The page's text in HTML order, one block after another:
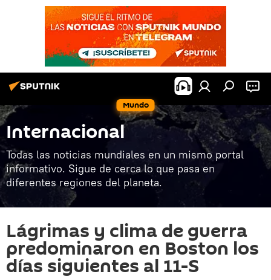
Mundo
Internacional
Todas las noticias mundiales en un mismo portal
informativo. Sigue de cerca lo que pasa en
diferentes regiones del planeta.
Lágrimas y clima de guerra
predominaron en Boston los
días siguientes al 11-S